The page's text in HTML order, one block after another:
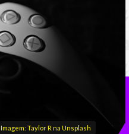
Imagem: Taylor R na Unsplash